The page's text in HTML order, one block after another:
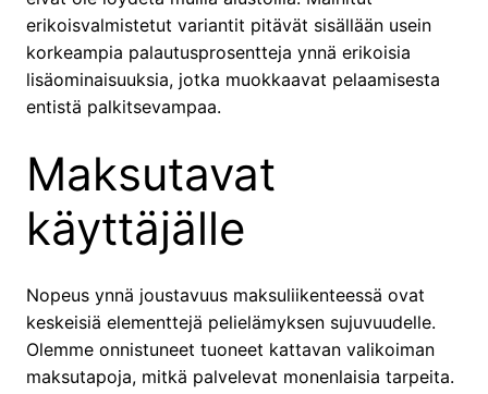
erikoisvalmistetut variantit pitävät sisällään usein
korkeampia palautusprosentteja ynnä erikoisia
lisäominaisuuksia, jotka muokkaavat pelaamisesta
entistä palkitsevampaa.
Maksutavat
käyttäjälle
Nopeus ynnä joustavuus maksuliikenteessä ovat
keskeisiä elementtejä pelielämyksen sujuvuudelle.
Olemme onnistuneet tuoneet kattavan valikoiman
maksutapoja, mitkä palvelevat monenlaisia tarpeita.